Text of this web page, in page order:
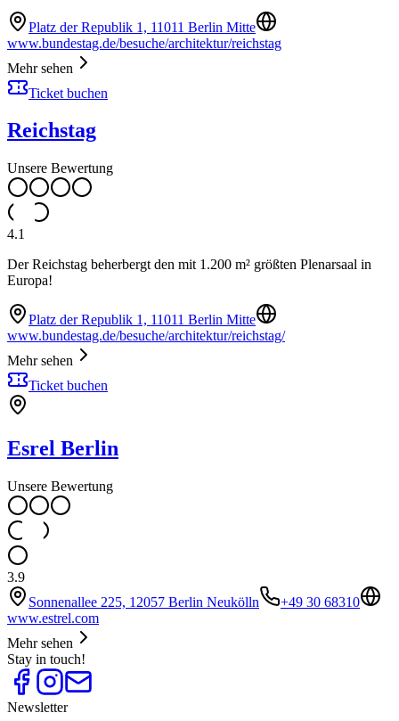
Platz der Republik 1, 11011 Berlin Mitte
www.bundestag.de/besuche/architektur/reichstag
Mehr sehen
Ticket buchen
Reichstag
Unsere Bewertung
4.1
Der Reichstag beherbergt den mit 1.200 m² größten Plenarsaal in
Europa!
Platz der Republik 1, 11011 Berlin Mitte
www.bundestag.de/besuche/architektur/reichstag/
Mehr sehen
Ticket buchen
Esrel Berlin
Unsere Bewertung
3.9
Sonnenallee 225, 12057 Berlin Neukölln
+49 30 68310
www.estrel.com
Mehr sehen
Stay in touch!
Newsletter